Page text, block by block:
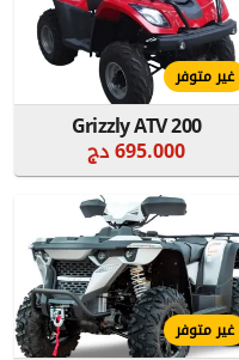
غير متوفر
Grizzly ATV 200
695.000 دج
غير متوفر